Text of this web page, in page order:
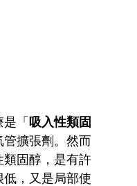
「 吸入性類固
擴張劑。然而
固醇，是有許
，又是局部使